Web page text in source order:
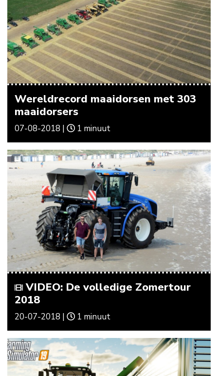
Wereldrecord maaidorsen met 303
maaidorsers
07-08-2018 | 1 minuut
VIDEO: De volledige Zomertour
2018
20-07-2018 | 1 minuut